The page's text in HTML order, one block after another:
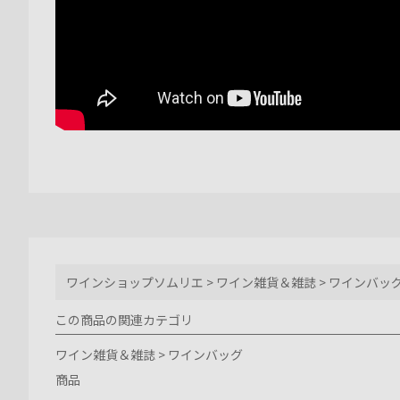
ワインショップソムリエ > ワイン雑貨＆雑誌 > ワインバッ
この商品の関連カテゴリ
ワイン雑貨＆雑誌 > ワインバッグ
商品